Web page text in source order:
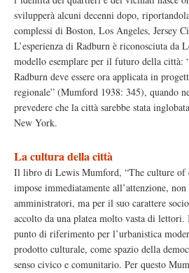
svilupperà alcuni decenni dopo,
complessi di Boston, Los Angeles, Jersey
L’esperienza di Radburn è riconosciuta da
modello esemplare per il futuro della città:
Radburn deve essere ora applicata in
regionale” (Mumford 1938: 345), quando
prevedere che la città sarebbe stata
New York.
La cultura della città
Il libro di Lewis Mumford, “The culture of
impose immediatamente all’attenzione,
amministratori, ma per il suo carattere
accolto da una platea molto vasta di
punto di riferimento per l’urbanistica
prodotto culturale, come spazio della
senso civico e comunitario. Per questo